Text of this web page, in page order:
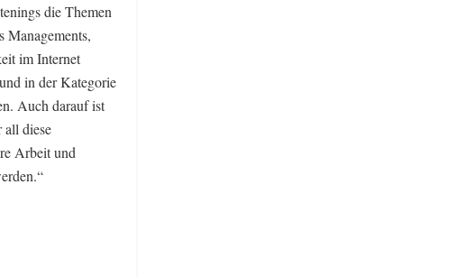
die Themen
Managements,
im Internet
in der Kategorie
Auch darauf ist
diese
Arbeit und